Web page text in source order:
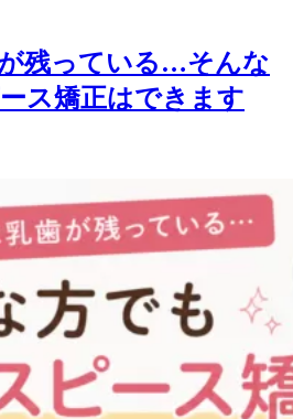
残っている…そんな
ス矯正はできます